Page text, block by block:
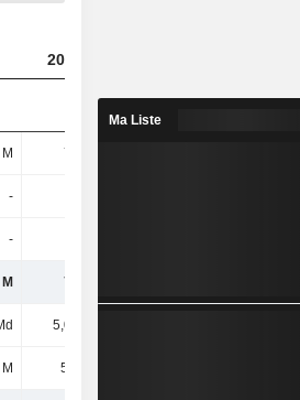
2023
745 M
-
-
745 M
5,09 Md
5,82 M
Ma Liste